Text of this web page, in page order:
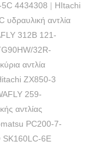
5C 4434308 | HItachi
υδραυλική αντλία
312B 121-
32R-
αντλία
ZX850-3
259-
αντλίας
PC200-7-
SK160LC-6E